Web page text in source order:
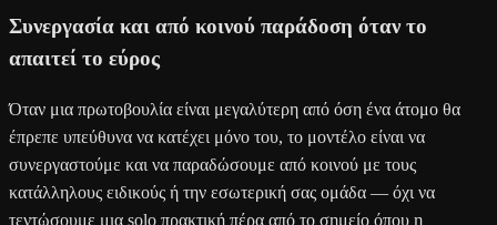
Συνεργασία και από κοινού παράδοση όταν το
απαιτεί το εύρος
Όταν μια πρωτοβουλία είναι μεγαλύτερη από όση ένα άτομο θα
έπρεπε υπεύθυνα να κατέχει μόνο του, το μοντέλο είναι να
συνεργαστούμε και να παραδώσουμε από κοινού με τους
κατάλληλους ειδικούς ή την εσωτερική σας ομάδα — όχι να
τεντώσουμε μια solo πρακτική πέρα από το σημείο όπου η